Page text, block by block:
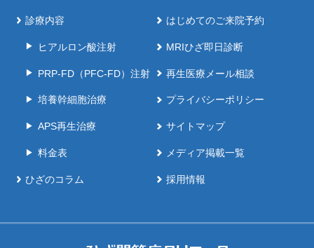
診療内容
ヒアルロン酸注射
PRP-FD（PFC-FD）注射
培養幹細胞治療
APS再生治療
料金表
ひざのコラム
はじめてのご来院予約
MRIひざ即日診断
再生医療メール相談
プライバシーポリシー
サイトマップ
メディア掲載一覧
採用情報